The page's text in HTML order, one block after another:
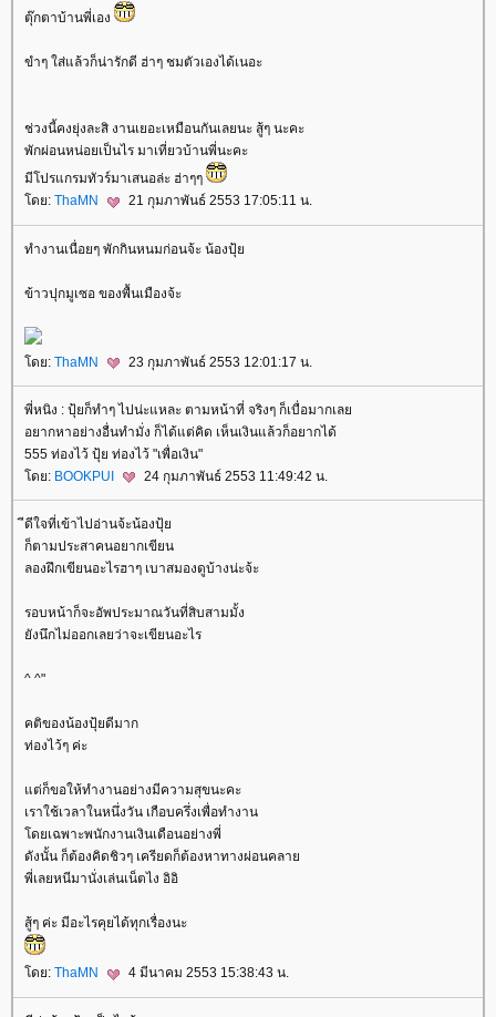
ตุ๊กตาบ้านพี่เอง
ขำๆ ใส่แล้วก็น่ารักดี ฮ่าๆ ชมตัวเองได้เนอะ
ช่วงนี้คงยุ่งละสิ งานเยอะเหมือนกันเลยนะ สู้ๆ นะคะ
พักผ่อนหน่อยเป็นไร มาเที่ยวบ้านพี่นะคะ
มีโปรแกรมทัวร์มาเสนอล่ะ ฮ่าๆๆ
ดย: ThaMN 21 กุมภาพันธ์ 2553 17:05:11 น.
ทำงานเนื่อยๆ พักกินหนมก่อนจ้ะ น้องปุ้
ข้าวปุกมูเซอ ของพื้นเมืองจ้ะ
ดย: ThaMN 23 กุมภาพันธ์ 2553 12:01:17 น.
พี่หนิง : ปุ้ยก็ทำๆ ไปน่ะแหละ ตามหน้าที่ จริงๆ ก็เบื่อมากเล
อยากหาอย่างอื่นทำมั่ง ก็ได้แต่คิด เห็นเงินแล้วก็อยากได้
555 ท่องไว้ ปุ้ย ท่องไว้ "เพื่อเงิน"
ดย: BOOKPUI 24 กุมภาพันธ์ 2553 11:49:42 น.
ีดีใจที่เข้าไปอ่านจ้ะน้องปุ้
ก็ตามประสาคนอยากเขียน
ลองฝึกเขียนอะไรฮาๆ เบาสมองดูบ้างน่ะจ้ะ
รอบหน้าก็จะอัพประมาณวันที่สิบสามมั้ง
ังนึกไม่ออกเลยว่าจะเขียนอะไร
^ ^"
คติของน้องปุ้ยดีมาก
ท่องไว้ๆ ค่ะ
ต่ก็ขอให้ทำงานอย่างมีความสุขนะคะ
เราใช้เวลาในหนึ่งวัน เกือบครึ่งเพื่อทำงาน
ดยเฉพาะพนักงานเงินเดือนอย่างพี่
ดังนั้น ก็ต้องคิดชิวๆ เครียดก็ต้องหาทางผ่อนคลา
พี่เลยหนีมานั่งเล่นเน็ตไง อิอิ
สู้ๆ ค่ะ มีอะไรคุยได้ทุกเรื่องนะ
ดย: ThaMN 4 มีนาคม 2553 15:38:43 น.